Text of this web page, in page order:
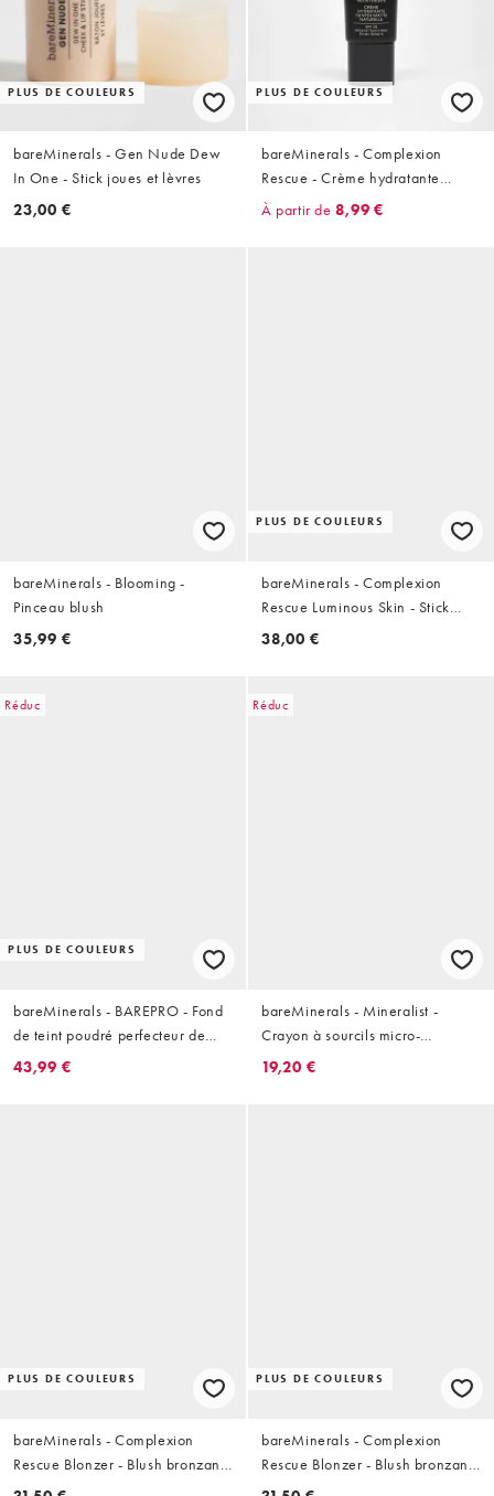
PLUS DE COULEURS
bareMinerals - Gen Nude Dew
In One - Stick joues et lèvres
23,00 €
PLUS DE COULEURS
bareMinerals - Complexion
Rescue - Crème hydratante
teintée mate
À partir de 8,99 €
bareMinerals - Blooming -
Pinceau blush
35,99 €
PLUS DE COULEURS
bareMinerals - Complexion
Rescue Luminous Skin - Stick
teinté
38,00 €
Réduc
PLUS DE COULEURS
bareMinerals - BAREPRO - Fond
de teint poudré perfecteur de
peau tenue 24 h
43,99 €
Réduc
bareMinerals - Mineralist -
Crayon à sourcils micro-
définition
19,20 €
PLUS DE COULEURS
bareMinerals - Complexion
Rescue Blonzer - Blush bronzant
- Kiss of Spice
PLUS DE COULEURS
bareMinerals - Complexion
Rescue Blonzer - Blush bronzant
- Kiss of Mauve